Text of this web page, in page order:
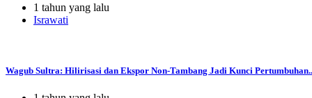
1 tahun yang lalu
Israwati
Wagub Sultra: Hilirisasi dan Ekspor Non-Tambang Jadi Kunci